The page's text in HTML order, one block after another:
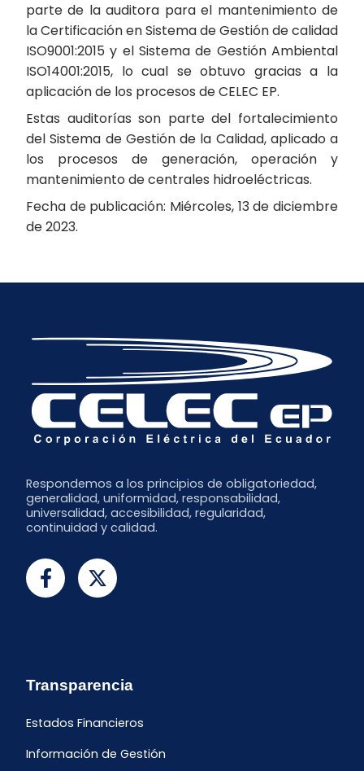
parte de la auditora para el mantenimiento de
la Certificación en Sistema de Gestión de calidad
ISO9001:2015 y el Sistema de Gestión Ambiental
ISO14001:2015, lo cual se obtuvo gracias a la
aplicación de los procesos de CELEC EP.
Estas auditorías son parte del fortalecimiento
del Sistema de Gestión de la Calidad, aplicado a
los procesos de generación, operación y
mantenimiento de centrales hidroeléctricas.
Fecha de publicación: Miércoles, 13 de diciembre
de 2023.
Respondemos a los principios de obligatoriedad,
generalidad, uniformidad, responsabilidad,
universalidad, accesibilidad, regularidad,
continuidad y calidad.
Transparencia
Estados Financieros
Información de Gestión